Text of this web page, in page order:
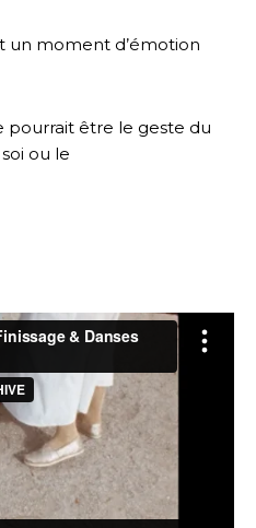
un moment d’émotion
pourrait être le geste du
ou le